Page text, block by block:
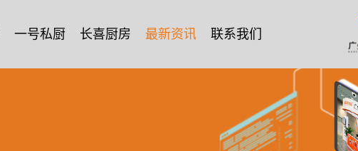
一号私厨 长喜厨房 最新资讯 联系我们